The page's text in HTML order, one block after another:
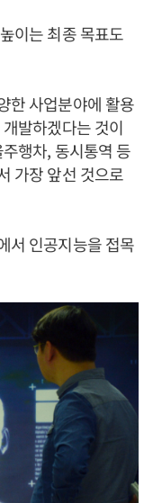
이는 최종 목표도
한 사업분야에 활용
발하겠다는 것이
행차, 동시통역 등
가장 앞선 것으로
서 인공지능을 접목